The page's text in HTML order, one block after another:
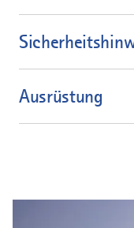
Ausrüstung